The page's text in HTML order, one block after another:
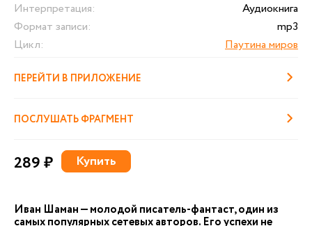
Интерпретация:
Аудиокнига
Формат записи:
mp3
Цикл:
Паутина миров
ПЕРЕЙТИ В ПРИЛОЖЕНИЕ
ПОСЛУШАТЬ ФРАГМЕНТ
289 ₽ Купить
Иван Шаман — молодой писатель-фантаст, один из
самых популярных сетевых авторов. Его успехи не